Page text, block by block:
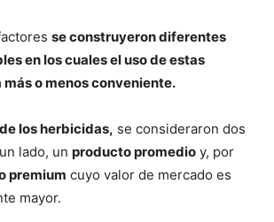
se construyeron diferentes
en los cuales el uso de estas
o menos conveniente.
los herbicidas, se consideraron dos
lado, un producto promedio y, por
premium cuyo valor de mercado es
mayor.